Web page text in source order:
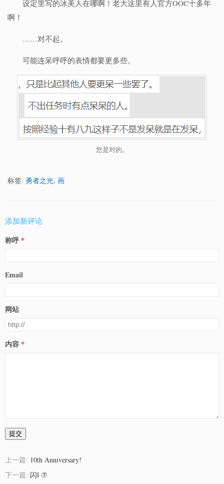
设定里写的冰美人在哪啊！老大这里有人官方OOC十多年
啊！
……对不起。
可能连呆呼呼的表情都要更多些。
您是对的。
标签: 勇者之光, 画
添加新评论
称呼
Email
网站
内容
提交
上一篇: 10th Anniversary!
下一篇: 闪Ⅰ ⑦